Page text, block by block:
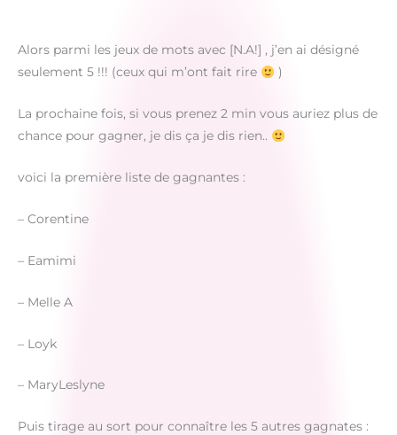
Alors parmi les jeux de mots avec [N.A!] , j’en ai désigné
seulement 5 !!! (ceux qui m’ont fait rire
)
La prochaine fois, si vous prenez 2 min vous auriez plus de
chance pour gagner, je dis ça je dis rien..
voici la première liste de gagnantes :
– Corentine
– Eamimi
– Melle A
– Loyk
– MaryLeslyne
Puis tirage au sort pour connaître les 5 autres gagnates :